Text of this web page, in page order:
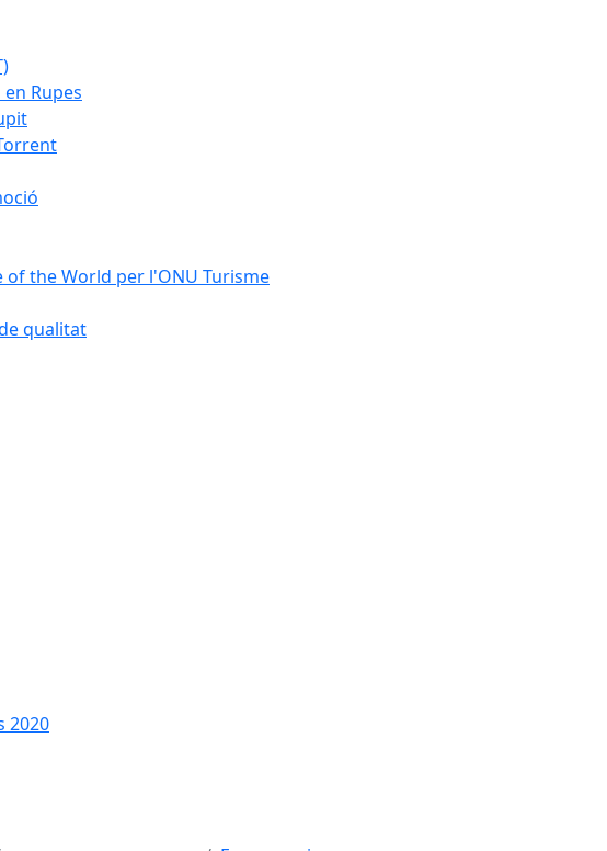
Rupes
of the World per l'ONU Turisme
qualitat
2020